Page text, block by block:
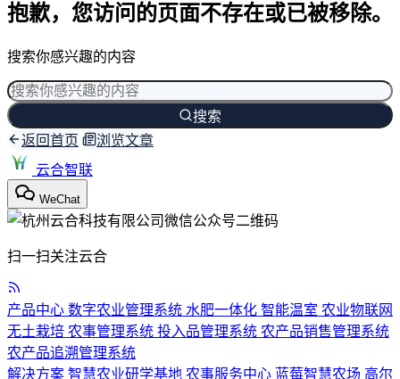
抱歉，您访问的页面不存在或已被移除。
搜索你感兴趣的内容
搜索
返回首页
浏览文章
云合智联
WeChat
扫一扫关注云合
产品中心 数字农业管理系统 水肥一体化 智能温室 农业物联网
无土栽培 农事管理系统 投入品管理系统 农产品销售管理系统
农产品追溯管理系统
解决方案 智慧农业研学基地 农事服务中心 蓝莓智慧农场 高尔